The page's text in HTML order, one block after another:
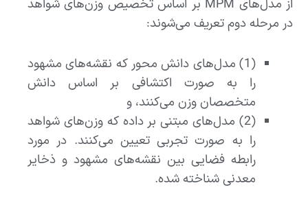
از مدل‌های MPM بر اساس تخصیص وزن‌های شواهد
در مرحله دوم تعریف می‌شوند:
(1) مدل‌های دانش محور که نقشه‌های مشهود
را به صورت اکتشافی بر اساس دانش
متخصصان وزن می‌کنند، و
(2) مدل‌های مبتنی بر داده که وزن‌های شواهد
را به صورت تجربی تعیین می‌کنند. در مورد
رابطه فضایی بین نقشه‌های مشهود و ذخایر
معدنی شناخته شده.